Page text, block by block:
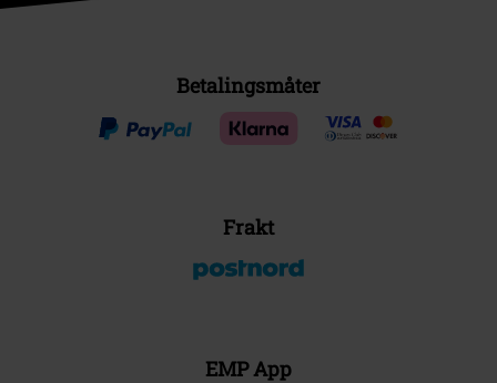
Betalingsmåter
Frakt
EMP App